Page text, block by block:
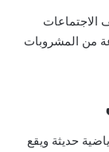
الاجتماعات
من المشروبات
حديثة ويقع